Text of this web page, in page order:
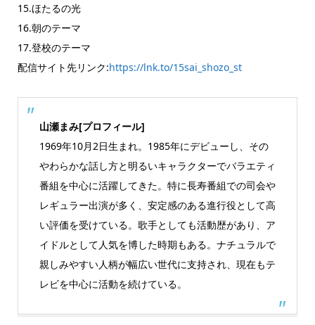
15.ほたるの光
16.朝のテーマ
17.登校のテーマ
配信サイト先リンク:https://lnk.to/15sai_shozo_st
山瀬まみ[プロフィール]
1969年10月2日生まれ。1985年にデビューし、その
やわらかな話し方と明るいキャラクターでバラエティ
番組を中心に活躍してきた。特に長寿番組での司会や
レギュラー出演が多く、安定感のある進行役として高
い評価を受けている。歌手としても活動歴があり、ア
イドルとして人気を博した時期もある。ナチュラルで
親しみやすい人柄が幅広い世代に支持され、現在もテ
レビを中心に活動を続けている。